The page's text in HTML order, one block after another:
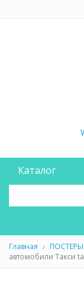
Каталог
Главная
автомобили Такси